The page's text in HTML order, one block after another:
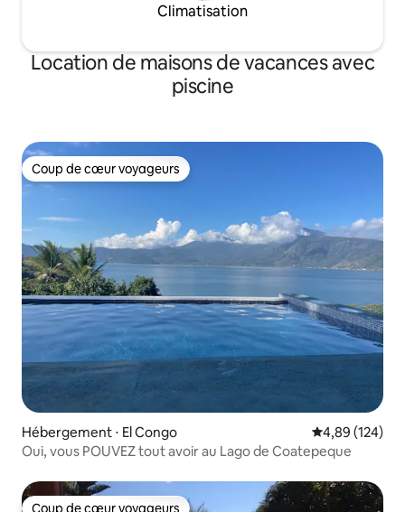
Climatisation
Location de maisons de vacances avec
piscine
Coup de cœur voyageurs
Coup de cœur voyageurs
Hébergement ⋅ El Congo Évaluation
4,89 (124)
Oui, vous POUVEZ tout avoir au Lago de Coatepeque
Coup de cœur voyageurs